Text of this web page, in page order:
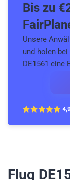
Bis zu €
Unsere
und holen
DE1561 eine
Flug